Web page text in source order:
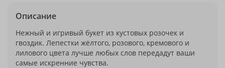
Описание
Нежный и игривый букет из кустовых розочек и
гвоздик. Лепестки жёлтого, розового, кремового и
лилового цвета лучше любых слов передадут ваши
самые искренние чувства.